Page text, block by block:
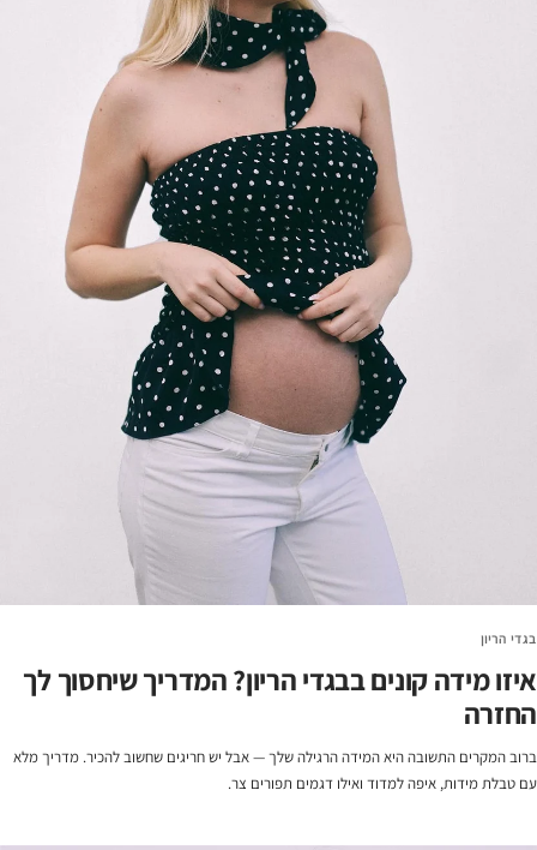
בגדי הריון
איזו מידה קונים בבגדי הריון? המדריך שיחסוך לך
החזרה
ברוב המקרים התשובה היא המידה הרגילה שלך — אבל יש חריגים שחשוב להכיר. מדריך מלא
עם טבלת מידות, איפה למדוד ואילו דגמים תפורים צר.